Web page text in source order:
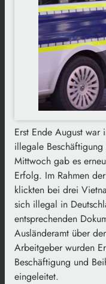
Erst Ende August
illegale
Mittwoch gab es
Erfolg. Im Rahmen
klickten bei drei
sich illegal in
entsprechenden
Ausländeramt über
Arbeitgeber wurden
Beschäftigung und
eingeleitet.